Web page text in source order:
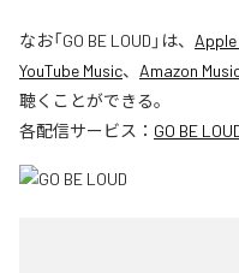
なお「GO BE LOUD 」は、
YouTube Music、 Amazon
聴くことができる。
各配信サービス： GO BE